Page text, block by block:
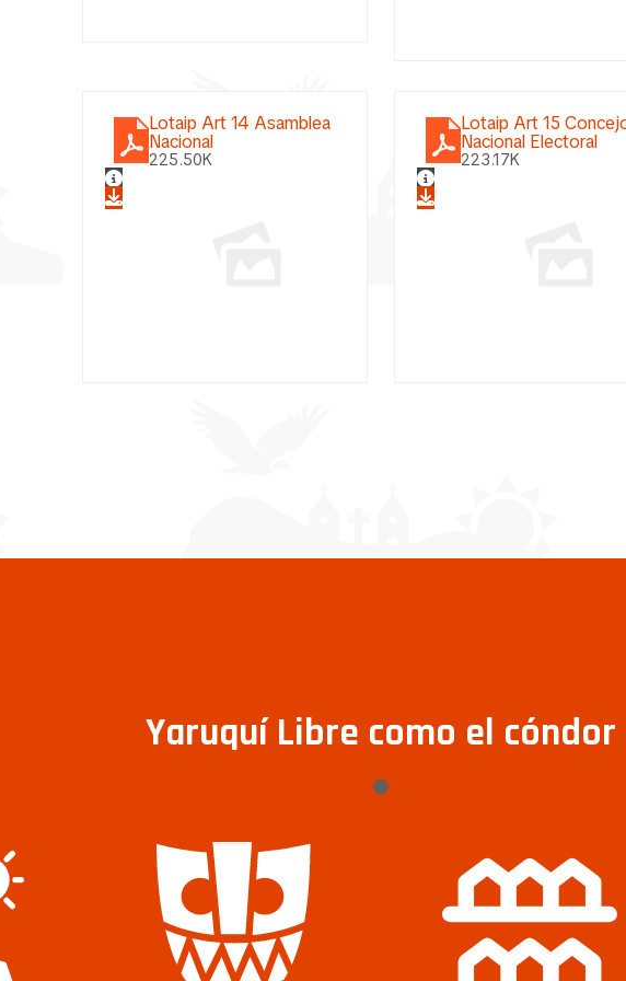
Lotaip Art 14 Asamblea
Nacional
225.50K
Lotaip Art 15
Nacional Electoral
223.17K
Yaruquí Libre como el cóndor